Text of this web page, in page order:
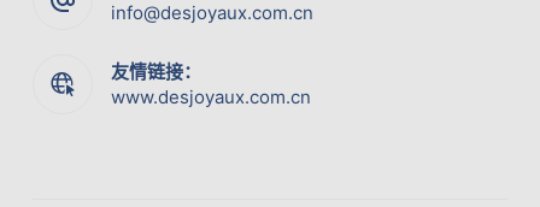
info@desjoyaux.com.cn
友情链接：
www.desjoyaux.com.cn